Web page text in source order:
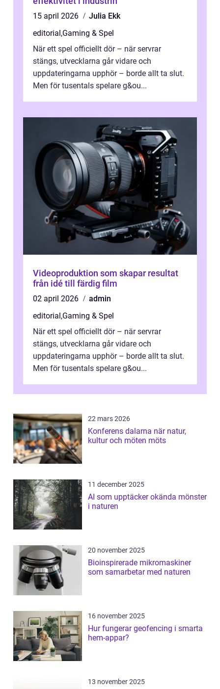
15 april 2026
Julia Ekk
editorial,Gaming & Spel
När ett spel officiellt dör – när servrar
stängs, utvecklarna går vidare och
uppdateringarna upphör – borde allt ta slut.
Men för tusentals spelare g&ou...
Videoproduktion som skapar resultat
från idé till färdig film
02 april 2026
admin
editorial,Gaming & Spel
När ett spel officiellt dör – när servrar
stängs, utvecklarna går vidare och
uppdateringarna upphör – borde allt ta slut.
Men för tusentals spelare g&ou...
22 mars 2026
Konferens dalarna när natur,
kultur och möten möts
11 december 2025
AI som upptäcker okända mönster
i naturen
20 november 2025
Bioinspirerade mikromaskiner
som samarbetar med naturen
16 november 2025
Hur fungerar geofencing i smarta
hem-appar?
13 november 2025